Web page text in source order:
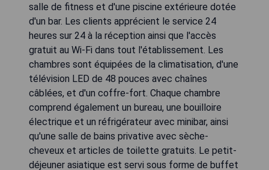
salle de fitness et d'une piscine extérieure dotée
d'un bar. Les clients apprécient le service 24
heures sur 24 à la réception ainsi que l'accès
gratuit au Wi-Fi dans tout l'établissement. Les
chambres sont équipées de la climatisation, d'une
télévision LED de 48 pouces avec chaînes
câblées, et d'un coffre-fort. Chaque chambre
comprend également un bureau, une bouilloire
électrique et un réfrigérateur avec minibar, ainsi
qu'une salle de bains privative avec sèche-
cheveux et articles de toilette gratuits. Le petit-
déjeuner asiatique est servi sous forme de buffet